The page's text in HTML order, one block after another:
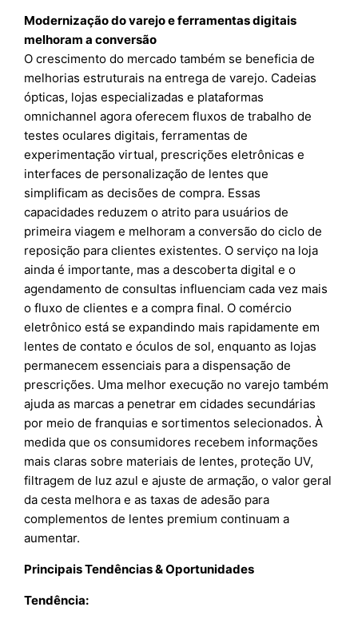
Modernização do varejo e ferramentas digitais
melhoram a conversão
O crescimento do mercado também se beneficia de
melhorias estruturais na entrega de varejo. Cadeias
ópticas, lojas especializadas e plataformas
omnichannel agora oferecem fluxos de trabalho de
testes oculares digitais, ferramentas de
experimentação virtual, prescrições eletrônicas e
interfaces de personalização de lentes que
simplificam as decisões de compra. Essas
capacidades reduzem o atrito para usuários de
primeira viagem e melhoram a conversão do ciclo de
reposição para clientes existentes. O serviço na loja
ainda é importante, mas a descoberta digital e o
agendamento de consultas influenciam cada vez mais
o fluxo de clientes e a compra final. O comércio
eletrônico está se expandindo mais rapidamente em
lentes de contato e óculos de sol, enquanto as lojas
permanecem essenciais para a dispensação de
prescrições. Uma melhor execução no varejo também
ajuda as marcas a penetrar em cidades secundárias
por meio de franquias e sortimentos selecionados. À
medida que os consumidores recebem informações
mais claras sobre materiais de lentes, proteção UV,
filtragem de luz azul e ajuste de armação, o valor geral
da cesta melhora e as taxas de adesão para
complementos de lentes premium continuam a
aumentar.
Principais Tendências & Oportunidades
Tendência: